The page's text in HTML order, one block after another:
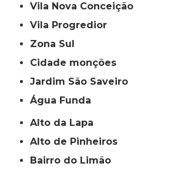
Vila Nova Conceição
Vila Progredior
Zona Sul
cidade monções
jardim São Saveiro
Água Funda
Alto da Lapa
Alto de Pinheiros
Bairro do Limão